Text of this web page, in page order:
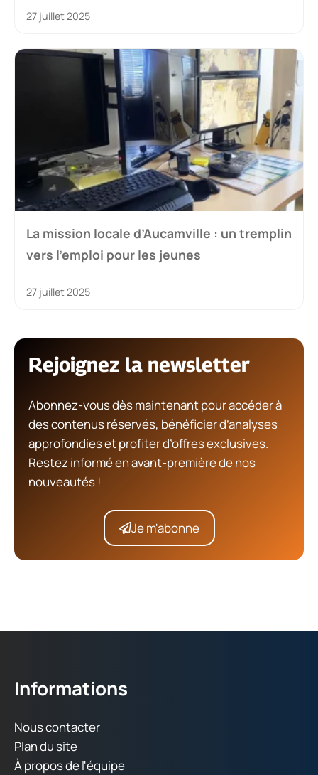
27 juillet 2025
La mission locale d’Aucamville : un tremplin
vers l’emploi pour les jeunes
27 juillet 2025
Rejoignez la newsletter
Abonnez-vous dès maintenant pour accéder à
des contenus réservés, bénéficier d’analyses
approfondies et profiter d’offres exclusives.
Restez informé en avant-première de nos
nouveautés !
Je m'abonne
Informations
Nous contacter
Plan du site
À propos de l'équipe